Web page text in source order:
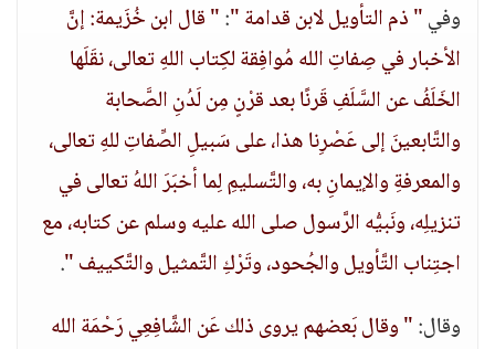
وفي" ذم التأويل لابن قدامة ":" قال ابن خُزَيمة: إنَّ
الأخبار في صِفاتِ الله مُوافِقة لكِتاب اللهِ تعالى، نقَلَها
الخَلَفُ عن السَّلَفِ قَرنًا بعد قرْنٍ مِن لَدُنِ الصَّحابة
والتَّابعينَ إلى عَصْرِنا هذا، على سَبيلِ الصِّفاتِ للهِ تعالى،
والمعرفةِ والإيمانِ به، والتَّسليمِ لِما أخبَرَ اللهُ تعالى في
تنزيلِه، ونَبيُّه الرَّسول صلى الله عليه وسلم عن كتابه، مع
اجتِناب التَّأويل والجُحود، وتَرْكِ التَّمثيل والتَّكييف ".
وقال:" وقال بَعضهم يروى ذلك عَن الشَّافِعِي رَحْمَة الله